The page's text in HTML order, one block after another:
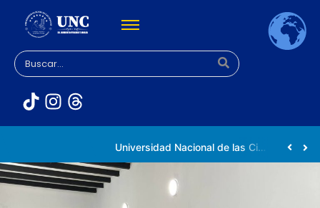
Venezuela participa en la Conferencia Mundial de Inteligencia Artificial en Shanghái